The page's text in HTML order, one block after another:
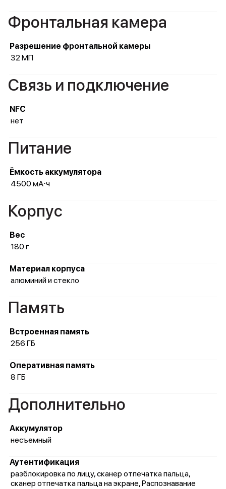
Фронтальная камера
Разрешение фронтальной камеры
32 МП
Связь и подключение
NFC
нет
Питание
Ёмкость аккумулятора
4500 мА⋅ч
Корпус
Вес
180 г
Материал корпуса
алюминий и стекло
Память
Встроенная память
256 ГБ
Оперативная память
8 ГБ
Дополнительно
Аккумулятор
несъемный
Аутентификация
разблокировка по лицу, сканер отпечатка пальца,
сканер отпечатка пальца на экране, Распознавание